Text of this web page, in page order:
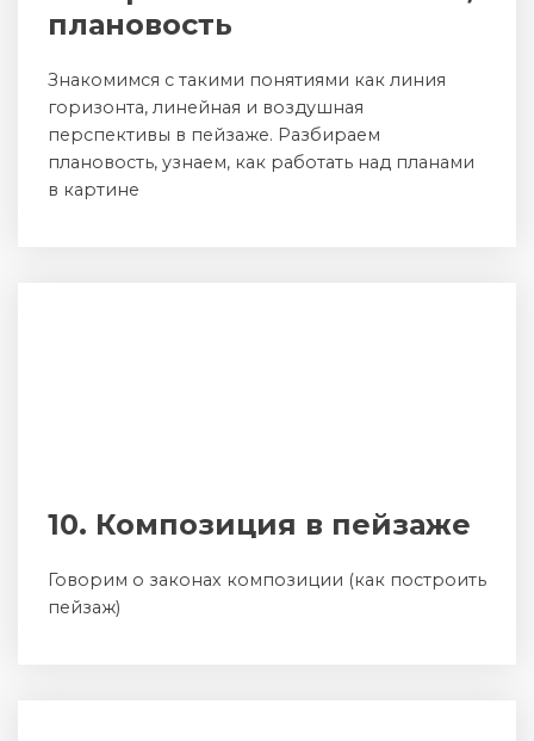
плановость
Знакомимся с такими понятиями как линия
горизонта, линейная и воздушная
перспективы в пейзаже. Разбираем
плановость, узнаем, как работать над планами
в картине
10. Композиция в пейзаже
Говорим о законах композиции (как построить
пейзаж)